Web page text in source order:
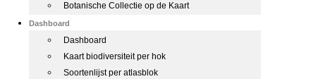
Botanische Collectie op de Kaart
Dashboard
Dashboard
Kaart biodiversiteit per hok
Soortenlijst per atlasblok